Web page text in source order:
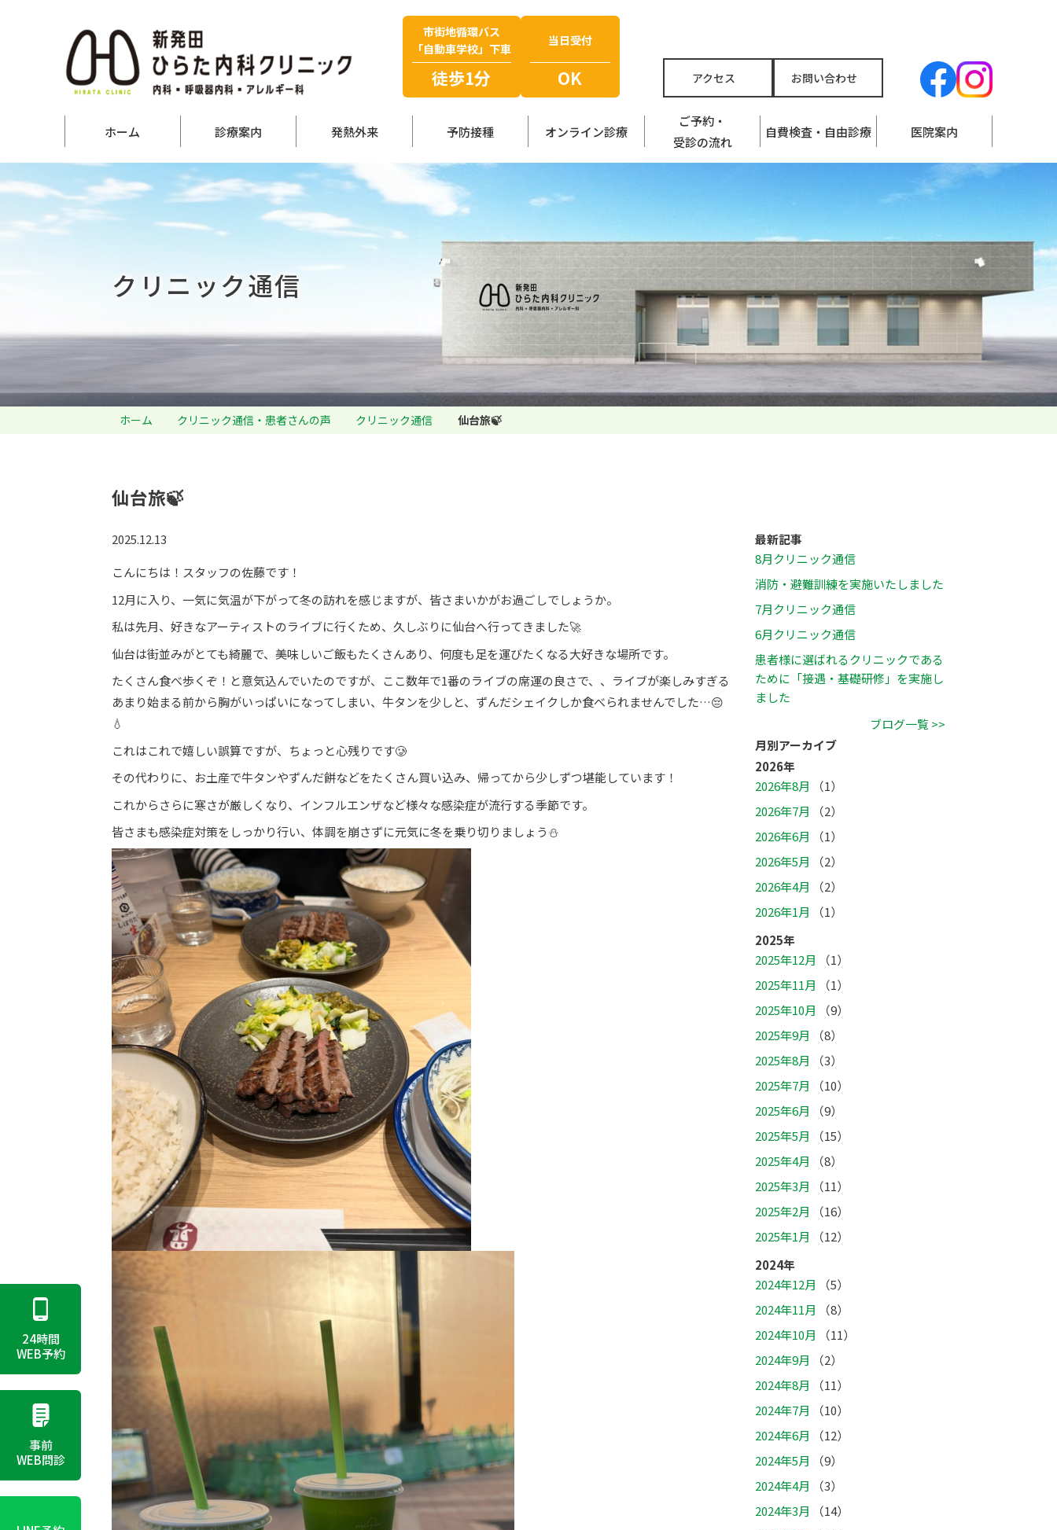
市街地循環バス
「自動車学校」下車
徒歩1分
当日受付
OK アクセス お問い合わせ
ホーム 診療案内 発熱外来 予防接種 オンライン診療
ご予約・
受診の流れ
自費検査・自由診療 医院案内
クリニック通信
ホーム クリニック通信・患者さんの声 クリニック通信 仙台旅🍃
仙台旅🍃
2025.12.13
こんにちは！スタッフの佐藤です！
12月に入り、一気に気温が下がって冬の訪れを感じますが、皆さまいかがお過ごしでしょうか。
私は先月、好きなアーティストのライブに行くため、久しぶりに仙台へ行ってきました🚀
仙台は街並みがとても綺麗で、美味しいご飯もたくさんあり、何度も足を運びたくなる大好きな場所です。
たくさん食べ歩くぞ！と意気込んでいたのですが、ここ数年で1番のライブの席運の良さで、、ライブが楽しみすぎる
あまり始まる前から胸がいっぱいになってしまい、牛タンを少しと、ずんだシェイクしか食べられませんでした…😔
💧
これはこれで嬉しい誤算ですが、ちょっと心残りです🥲
その代わりに、お土産で牛タンやずんだ餅などをたくさん買い込み、帰ってから少しずつ堪能しています！
これからさらに寒さが厳しくなり、インフルエンザなど様々な感染症が流行する季節です。
皆さまも感染症対策をしっかり行い、体調を崩さずに元気に冬を乗り切りましょう⛄️
最新記事
8月クリニック通信
消防・避難訓練を実施いたしました
7月クリニック通信
6月クリニック通信
患者様に選ばれるクリニックである
ために「接遇・基礎研修」を実施し
ました
ブログ一覧 >>
月別アーカイブ
2026年
2026年8月
（1）
2026年7月
（2）
2026年6月
（1）
2026年5月
（2）
2026年4月
（2）
2026年1月
（1）
2025年
2025年12月
（1）
2025年11月
（1）
2025年10月
（9）
2025年9月
（8）
2025年8月
（3）
2025年7月
（10）
2025年6月
（9）
2025年5月
（15）
2025年4月
（8）
2025年3月
（11）
2025年2月
（16）
2025年1月
（12）
2024年
2024年12月
（5）
2024年11月
（8）
2024年10月
（11）
2024年9月
（2）
2024年8月
（11）
2024年7月
（10）
2024年6月
（12）
2024年5月
（9）
2024年4月
（3）
2024年3月
（14）
24時間
WEB予約
事前
WEB問診